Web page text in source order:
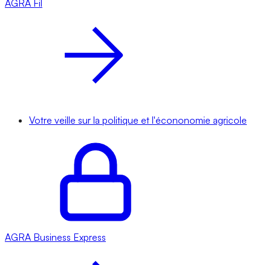
AGRA Fil
Votre veille sur la politique et l'écononomie agricole
AGRA Business Express